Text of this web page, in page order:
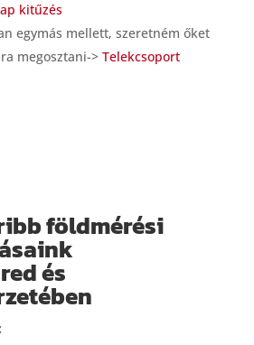
kitűzés
egymás mellett, szeretném őket
megosztani-> Telekcsoport
földmérési
és